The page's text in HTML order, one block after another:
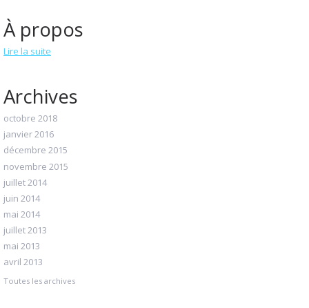
À propos
Lire la suite
Archives
octobre 2018
janvier 2016
décembre 2015
novembre 2015
juillet 2014
juin 2014
mai 2014
juillet 2013
mai 2013
avril 2013
Toutes les archives